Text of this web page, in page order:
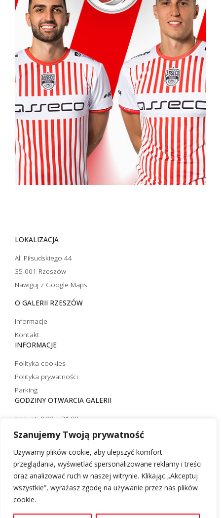
Szanujemy Twoją prywatność
Używamy plików cookie, aby ulepszyć komfort
przeglądania, wyświetlać spersonalizowane reklamy i treści
oraz analizować ruch w naszej witrynie. Klikając „Akceptuj
wszystkie”, wyrażasz zgodę na używanie przez nas plików
cookie.
LOKALIZACJA
Al. Piłsudskiego 44
35-001 Rzeszów
Nawiguj z Google Maps
O GALERII RZESZÓW
Informacje
Kontakt
INFORMACJE
Polityka cookies
Polityka prywatności
Parking
GODZINY OTWARCIA GALERII
pon.-pt. 9.00 – 21.00
sobota 10.00 – 21.00
niedziela niehandlowa 12.00 – 20.00 (czynna tylko strefa
restauracyjna)
Desgin